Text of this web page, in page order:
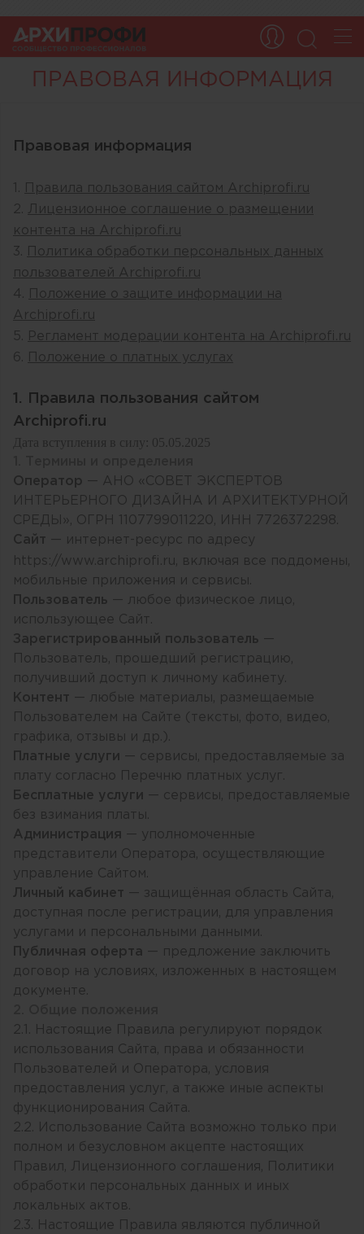
ПРАВОВАЯ ИНФОРМАЦИЯ
Правовая информация
1.
Правила пользования сайтом Archiprofi.ru
2. Лицензионное соглашение о размещении
контента на Archiprofi.ru
3.
Политика обработки персональных данных
пользователей Archiprofi.ru
4.
Положение о защите информации на
Archiprofi.ru
5. Регламент модерации контента на Archiprofi.ru
6.
Положение о платных услугах
1. Правила пользования сайтом
Archiprofi.ru
Дата вступления в силу: 05.05.2025
Оператор — АНО «СОВЕТ ЭКСПЕРТОВ
ИНТЕРЬЕРНОГО ДИЗАЙНА И АРХИТЕКТУРНОЙ
СРЕДЫ», ОГРН 1107799011220, ИНН 7726372298.
Сайт — интернет-ресурс по адресу
https://www.archiprofi.ru, включая все поддомены,
мобильные приложения и сервисы.
Пользователь — любое физическое лицо,
использующее Сайт.
Зарегистрированный пользователь —
Пользователь, прошедший регистрацию,
получивший доступ к личному кабинету.
Контент — любые материалы, размещаемые
Пользователем на Сайте (тексты, фото, видео,
графика, отзывы и др.).
Платные услуги — сервисы, предоставляемые за
плату согласно Перечню платных услуг.
Бесплатные услуги — сервисы, предоставляемые
без взимания платы.
Администрация — уполномоченные
представители Оператора, осуществляющие
управление Сайтом.
Личный кабинет — защищённая область Сайта,
доступная после регистрации, для управления
услугами и персональными данными.
Публичная оферта — предложение заключить
договор на условиях, изложенных в настоящем
документе.
2.1. Настоящие Правила регулируют порядок
использования Сайта, права и обязанности
Пользователей и Оператора, условия
предоставления услуг, а также иные аспекты
функционирования Сайта.
2.2. Использование Сайта возможно только при
полном и безусловном акцепте настоящих
Правил, Лицензионного соглашения, Политики
обработки персональных данных и иных
локальных актов.
2.3. Настоящие Правила являются публичной